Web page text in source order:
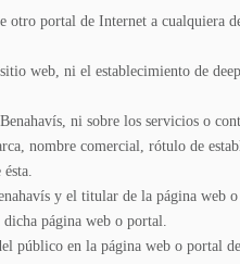
otro portal de Internet a cualquiera
web, ni el establecimiento de
ni sobre los servicios o
nombre comercial, rótulo de
y el titular de la página web
página web o portal.
público en la página web o portal